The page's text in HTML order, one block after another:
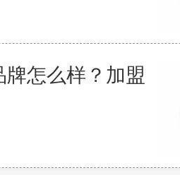
怎么样？加盟